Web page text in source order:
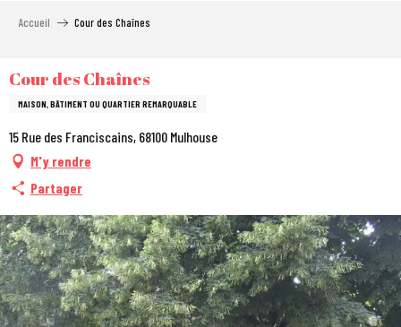
principal
Accueil Cour des Chaînes
Cour des Chaînes
MAISON, BÂTIMENT OU QUARTIER REMARQUABLE
15 Rue des Franciscains, 68100 Mulhouse
M'y rendre
Partager